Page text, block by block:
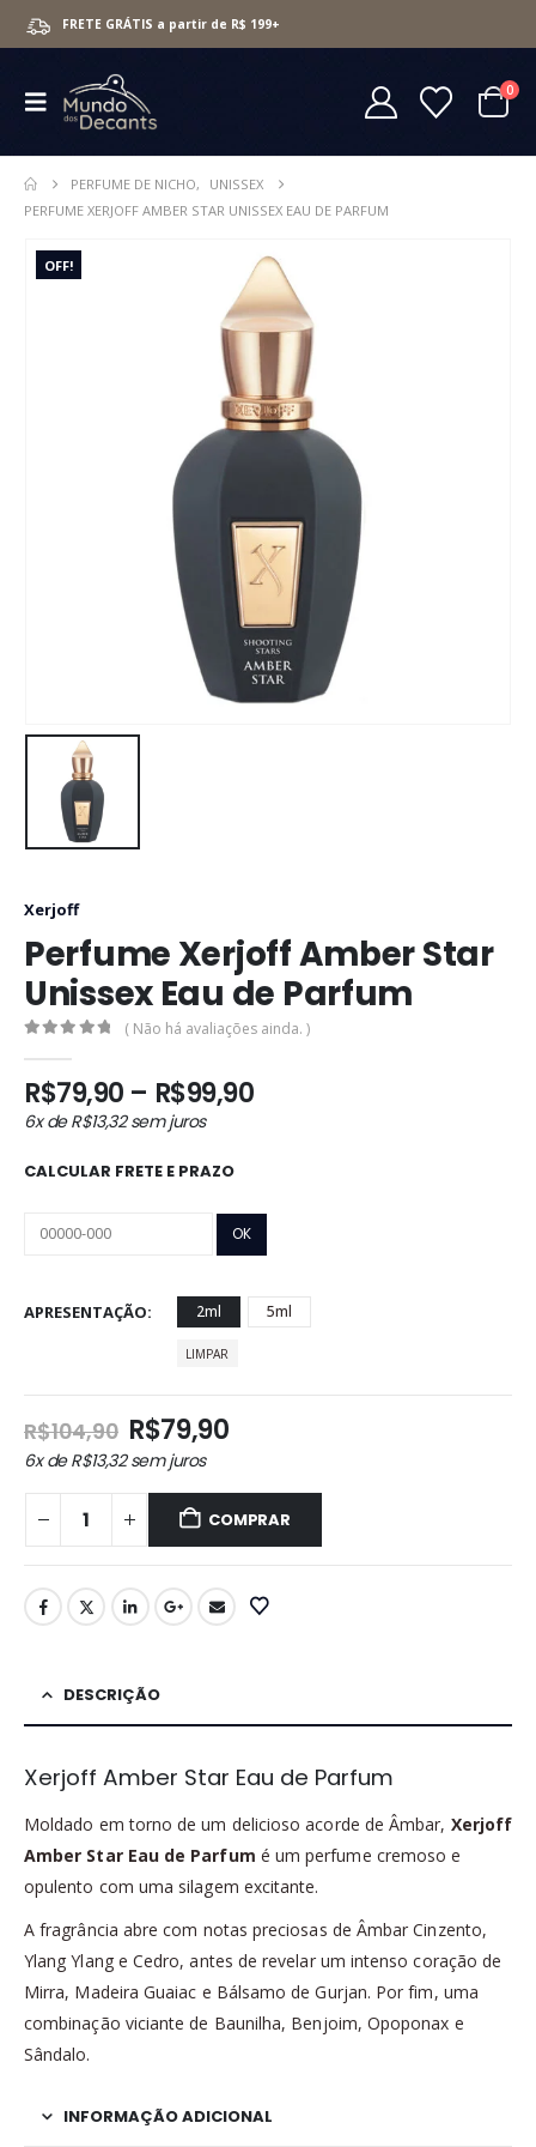
FRETE GRÁTIS a partir de R$ 199+
0
PERFUME DE NICHO,
UNISSEX
PERFUME XERJOFF AMBER STAR UNISSEX EAU DE PARFUM
OFF!
Xerjoff
Perfume Xerjoff Amber Star
Unissex Eau de Parfum
( Não há avaliações ainda. )
R$79,90 – R$99,90Faixa
R$99,90
6x deR$13,32sem juros
CALCULAR FRETE E PRAZO
APRESENTAÇÃO 2ml 5ml
LIMPAR
R$104,90 O
preço
original
era:
R$104,90.
R$79,90O
é:
R$79,90.
6x deR$13,32sem juros
COMPRAR
DESCRIÇÃO
Xerjoff Amber Star Eau de Parfum
Moldado em torno de um delicioso acorde de Âmbar, Xerjoff
Amber Star Eau de Parfum é um perfume cremoso e
opulento com uma silagem excitante.
A fragrância abre com notas preciosas de Âmbar Cinzento,
Ylang Ylang e Cedro, antes de revelar um intenso coração de
Mirra, Madeira Guaiac e Bálsamo de Gurjan. Por fim, uma
combinação viciante de Baunilha, Benjoim, Opoponax e
Sândalo.
INFORMAÇÃO ADICIONAL